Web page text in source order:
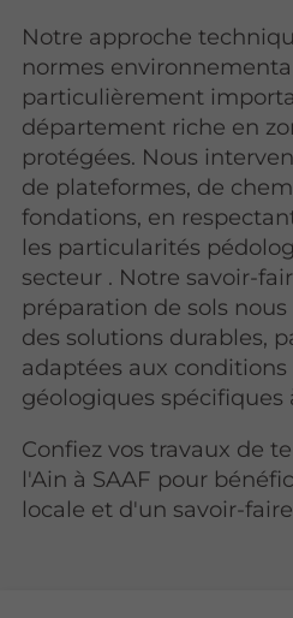
Notre approche
normes
particulièrement
département riche en
protégées. Nous
de plateformes, de
fondations, en
les particularités
secteur . Notre savoir-
préparation de sols
des solutions durables,
adaptées aux
géologiques spécifiques
Confiez vos travaux de
l'Ain à SAAF pour
locale et d'un savoir-